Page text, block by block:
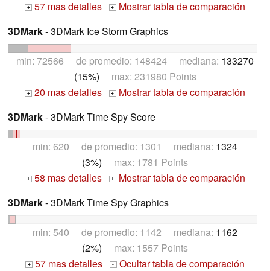
+ 57 mas detalles + Mostrar tabla de comparación
3DMark- 3DMark Ice Storm Graphics
min: 72566 de promedio: 148424 mediana: 133270
(15%) max: 231980 Points
+ 20 mas detalles + Mostrar tabla de comparación
3DMark- 3DMark Time Spy Score
min: 620 de promedio: 1301 mediana: 1324
(3%) max: 1781 Points
+ 58 mas detalles + Mostrar tabla de comparación
3DMark- 3DMark Time Spy Graphics
min: 540 de promedio: 1142 mediana: 1162
(2%) max: 1557 Points
+ 57 mas detalles - Ocultar tabla de comparación